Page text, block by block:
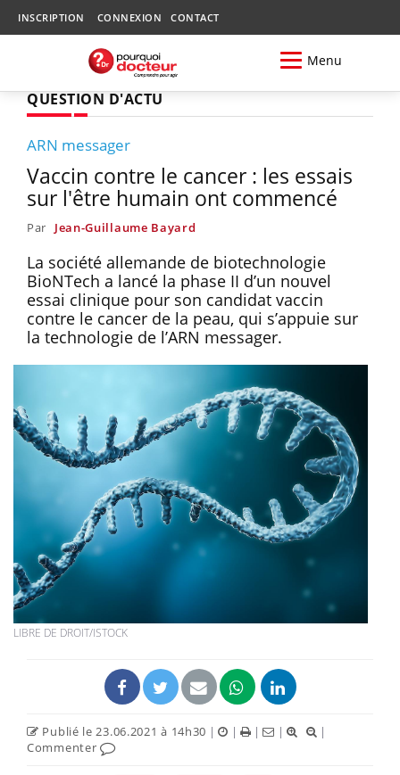
INSCRIPTION CONNEXION CONTACT
Menu
QUESTION D'ACTU
ARN messager
Vaccin contre le cancer : les essais
sur l'être humain ont commencé
Par Jean-Guillaume Bayard
La société allemande de biotechnologie
BioNTech a lancé la phase II d’un nouvel
essai clinique pour son candidat vaccin
contre le cancer de la peau, qui s’appuie sur
la technologie de l’ARN messager.
LIBRE DE DROIT/ISTOCK
Publié le 23.06.2021 à 14h30 | | | |
|
Commenter